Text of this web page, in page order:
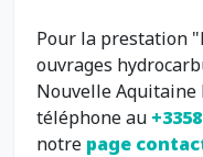
Pour la prestation
ouvrages
Nouvelle
téléphone au
notre page